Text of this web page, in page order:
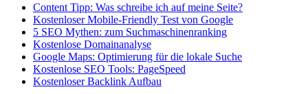
Content Tipp: Was schreibe ich auf meine Seite?
Kostenloser Mobile-Friendly Test von Google
5 SEO Mythen: zum Suchmaschinenranking
Kostenlose Domainanalyse
Google Maps: Optimierung für die lokale Suche
Kostenlose SEO Tools: PageSpeed
Kostenloser Backlink Aufbau